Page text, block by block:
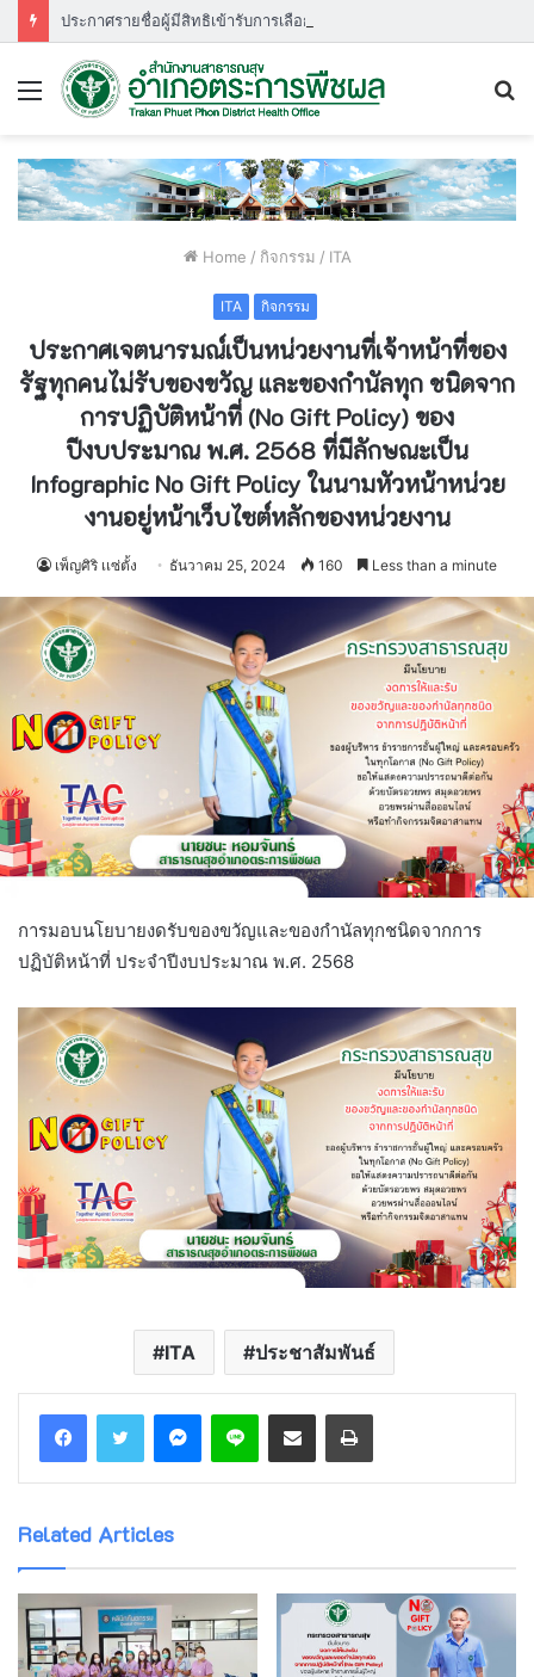
Menu
Home / กิจกรรม / ITA
ITA กิจกรรม
ประกาศเจตนารมณ์เป็นหน่วยงานที่เจ้าหน้าที่ของ
รัฐทุกคนไม่รับของขวัญ และของกำนัลทุก ชนิดจาก
การปฏิบัติหน้าที่ (No Gift Policy) ของ
ปีงบประมาณ พ.ศ. 2568 ที่มีลักษณะเป็น
Infographic No Gift Policy ในนามหัวหน้าหน่วย
งานอยู่หน้าเว็บไซต์หลักของหน่วยงาน
เพ็ญศิริ เเซ่ตั้ง ธันวาคม 25, 2024 160 Less than a minute
การมอบนโยบายงดรับของขวัญและของกำนัลทุกชนิดจากการ
ปฏิบัติหน้าที่ ประจำปีงบประมาณ พ.ศ. 2568
ITA ประชาสัมพันธ์
Messenger
Line Share via Email Print
Related Articles